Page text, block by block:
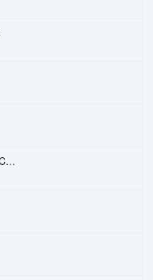
Mindenki Táncol – Majka Curtis, Péter Majoros